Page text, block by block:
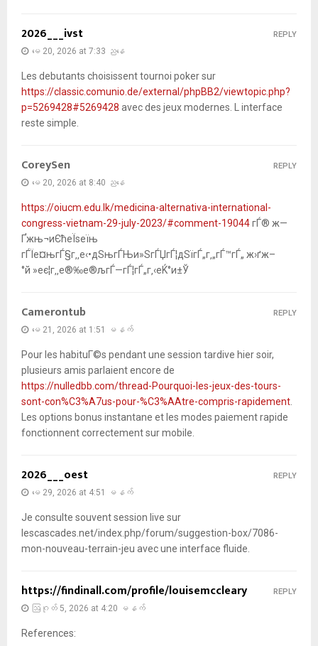
2026___ivst
မေ 20, 2026 at 7:33 ညနေ
Les debutants choisissent tournoi poker sur
https://classic.comunio.de/external/phpBB2/viewtopic.php?
p=5269428#5269428 avec des jeux modernes. L interface
reste simple.
REPLY
CoreySen
မေ 20, 2026 at 8:40 ညနေ
https://oiucm.edu.lk/medicina-alternativa-international-
congress-vietnam-29-july-2023/#comment-19044гЃ® ж—
Ґжњ¬иЄћеЇѕеїњ
гЃЇе¤њгЃ§г‚‚е‹•дЅњгЃЊи»ЅгЃЏгЃ¦дЅїгЃ„г‚„гЃ™гЃ„ ж›ґж–
°й »еє¦г‚‚е®‰е®љгЃ—гЃ¦гЃ„г‚‹еЌ°и±Ў
REPLY
Camerontub
မေ 21, 2026 at 1:51 မနက်
Pour les habituГ©s pendant une session tardive hier soir,
plusieurs amis parlaient encore de
https://nulledbb.com/thread-Pourquoi-les-jeux-des-tours-
sont-con%C3%A7us-pour-%C3%AAtre-compris-rapidement
Les options bonus instantane et les modes paiement rapide
fonctionnent correctement sur mobile.
REPLY
2026___oest
မေ 29, 2026 at 4:51 မနက်
Je consulte souvent session live sur
lescascades.net/index.php/forum/suggestion-box/7086-
mon-nouveau-terrain-jeu avec une interface fluide.
REPLY
https://findinall.com/profile/louisemccleary
ဩဂုတ် 5, 2026 at 4:20 မနက်
References:
REPLY